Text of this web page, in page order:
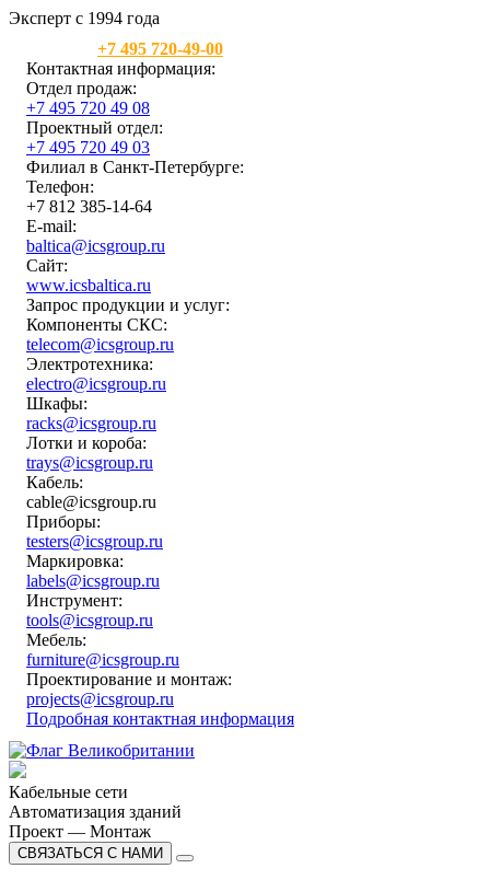
Эксперт с 1994 года
+7 495 720-49-00
Контактная информация:
Отдел продаж:
+7 495 720 49 08
Проектный отдел:
+7 495 720 49 03
Филиал в Санкт-Петербурге:
Телефон:
+7 812 385-14-64
E-mail:
baltica@icsgroup.ru
Сайт:
www.icsbaltica.ru
Запрос продукции и услуг:
Компоненты СКС:
telecom@icsgroup.ru
Электротехника:
electro@icsgroup.ru
Шкафы:
racks@icsgroup.ru
Лотки и короба:
trays@icsgroup.ru
Кабель:
cable@icsgroup.ru
Приборы:
testers@icsgroup.ru
Маркировка:
labels@icsgroup.ru
Инструмент:
tools@icsgroup.ru
Мебель:
furniture@icsgroup.ru
Проектирование и монтаж:
projects@icsgroup.ru
Подробная контактная информация
Кабельные сети
Автоматизация зданий
Проект — Монтаж
СВЯЗАТЬСЯ С НАМИ